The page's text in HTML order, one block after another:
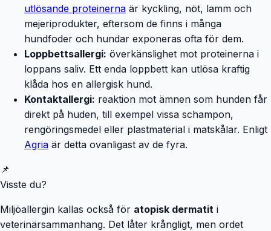
utlösande proteinerna är kyckling, nöt, lamm och
mejeriprodukter, eftersom de finns i många
hundfoder och hundar exponeras ofta för dem.
Loppbettsallergi: överkänslighet mot proteinerna i
loppans saliv. Ett enda loppbett kan utlösa kraftig
klåda hos en allergisk hund.
Kontaktallergi: reaktion mot ämnen som hunden får
direkt på huden, till exempel vissa schampon,
rengöringsmedel eller plastmaterial i matskålar. Enligt
Agria är detta ovanligast av de fyra.
📌
Visste du?
Miljöallergin kallas också för atopisk dermatit i
veterinärsammanhang. Det låter krångligt, men ordet